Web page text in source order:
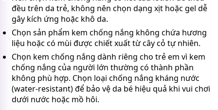
đều trên da trẻ, không nên chọn dạng xịt hoặc gel dễ
gây kích ứng hoặc khô da.
Chọn sản phẩm kem chống nắng không chứa hương
liệu hoặc có mùi được chiết xuất từ cây cỏ tự nhiên.
Chọn kem chống nắng dành riêng cho trẻ em vì kem
chống nắng của người lớn thường có thành phần
không phù hợp. Chọn loại chống nắng kháng nước
(water-resistant) để bảo vệ da bé hiệu quả khi vui chơi
dưới nước hoặc mồ hôi.